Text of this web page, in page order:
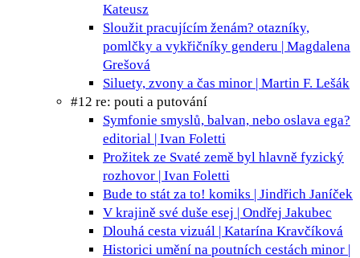
Kateusz
Sloužit pracujícím ženám? otazníky,
pomlčky a vykřičníky genderu | Magdalena
Grešová
Siluety, zvony a čas minor | Martin F. Lešák
#12 re: pouti a putování
Symfonie smyslů, balvan, nebo oslava ega?
editorial | Ivan Foletti
Prožitek ze Svaté země byl hlavně fyzický
rozhovor | Ivan Foletti
Bude to stát za to! komiks | Jindřich Janíček
V krajině své duše esej | Ondřej Jakubec
Dlouhá cesta vizuál | Katarína Kravčíková
Historici umění na poutních cestách minor |